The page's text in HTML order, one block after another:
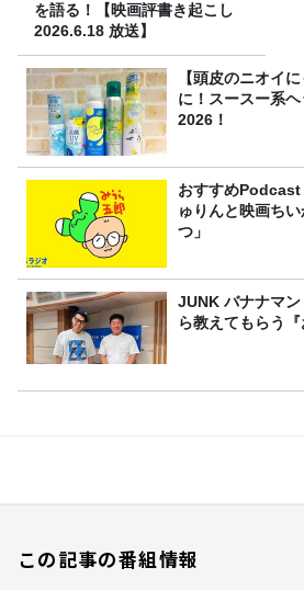
を語る！【映画評書き起こし
2026.6.18 放送】
【頭皮のニオイ
に！スースー系
2026！
おすすめPodcast
ゅりんと映画ち
つ」
JUNK バナナマン「錦鯉・渡辺隆さんか
ら教えてもらう『
この記事の番組情報